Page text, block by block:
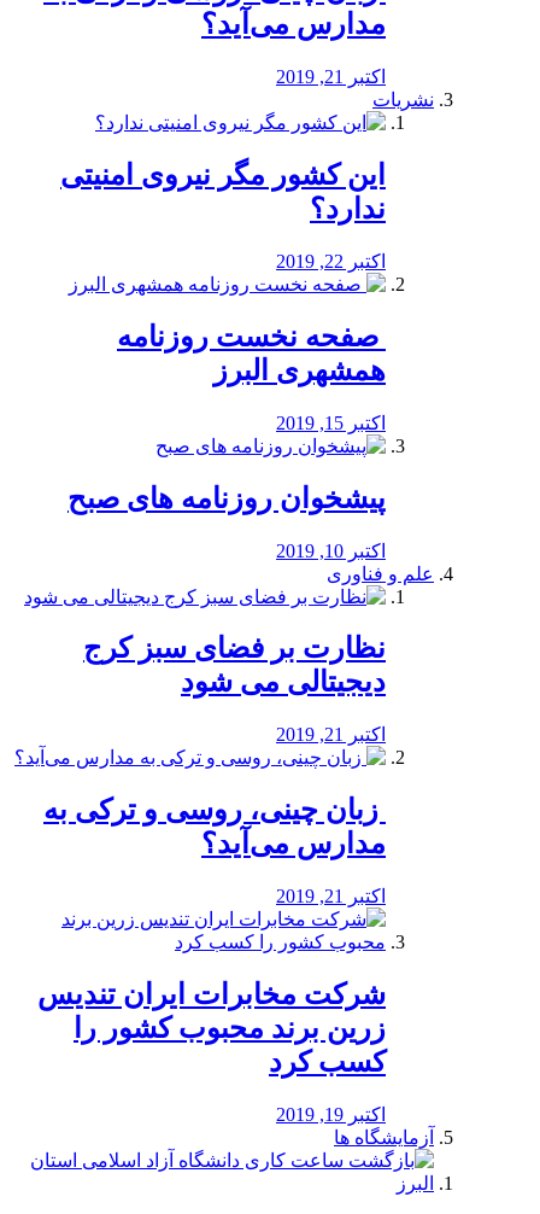
مدارس می‌آید؟
اکتبر 21, 2019
نشریات
این کشور مگر نیروی امنیتی
ندارد؟
اکتبر 22, 2019
️ صفحه نخست روزنامه‌
همشهری البرز
اکتبر 15, 2019
پیشخوان روزنامه های صبح
اکتبر 10, 2019
علم و فناوری
نظارت بر فضای سبز کرج
دیجیتالی می شود
اکتبر 21, 2019
️ زبان چینی، روسی و ترکی به
مدارس می‌آید؟
اکتبر 21, 2019
شرکت مخابرات ایران تندیس
زرین برند محبوب کشور را
کسب کرد
اکتبر 19, 2019
آزمایشگاه ها